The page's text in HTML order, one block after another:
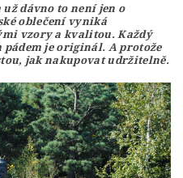
už dávno to není jen o
oblečení vyniká
vzory a kvalitou. Každý
pádem je originál. A protože
jak nakupovat udržitelně.